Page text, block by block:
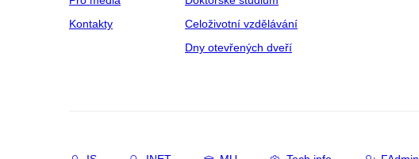
Kontakty
Celoživotní vzdělávání
Dny otevřených dveří